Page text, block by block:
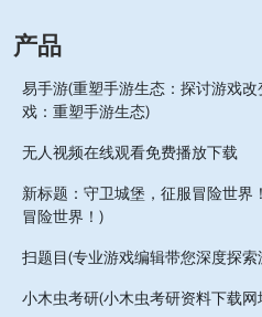
产品
易手游(重塑手游生态：探讨游戏
戏：重塑手游生态)
无人视频在线观看免费播放下载
新标题：守卫城堡，征服冒险世界
冒险世界！)
扫题目(专业游戏编辑带您深度探索
小木虫考研(小木虫考研资料下载